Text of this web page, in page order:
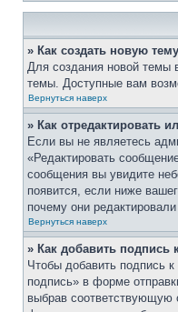
» Как создать новую
Для создания новой темы
темы. Доступные вам
Вернуться наверх
» Как отредактировать
Если вы не являетесь
«Редактировать
сообщения вы увидите
появится, если ниже
почему они
Вернуться наверх
» Как добавить
Чтобы добавить подпись
подпись» в форме
выбрав соответствующую